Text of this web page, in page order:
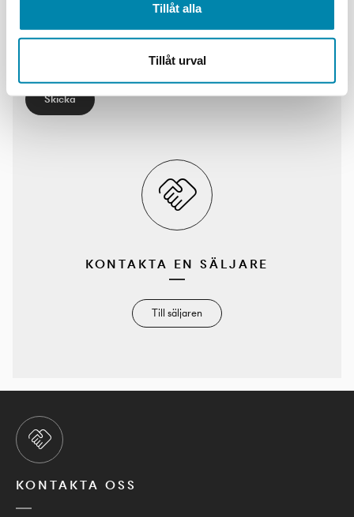
Tillåt alla
Tillåt urval
Skriv ett meddelande*
Skicka
KONTAKTA EN SÄLJARE
Till säljaren
KONTAKTA OSS